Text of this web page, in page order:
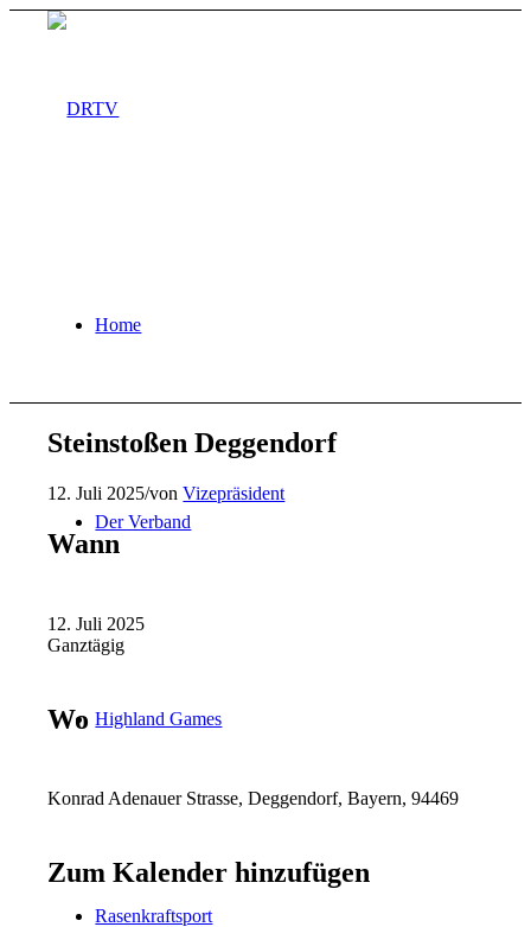
Home
Der Verband
Highland Games
Rasenkraftsport
Steinstoßen Deggendorf
12. Juli 2025/vonVizepräsident
Wann
12. Juli 2025
Ganztägig
Wo
Konrad Adenauer Strasse, Deggendorf, Bayern, 94469
Zum Kalender hinzufügen